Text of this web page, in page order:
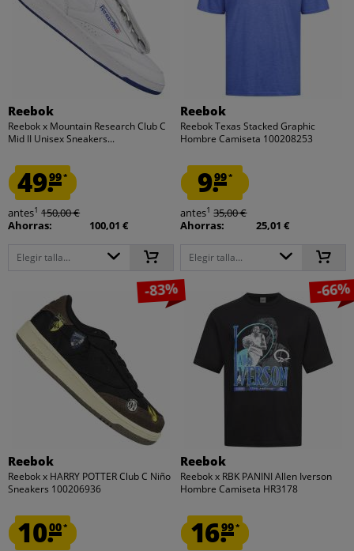
Reebok
Reebok x Mountain Research Club C
Mid II Unisex Sneakers...
49.99*
antes1 150,00 €
Ahorras:
100,01 €
Elegir talla...
Reebok
Reebok Texas Stacked Graphic
Hombre Camiseta 100208253
9.99*
antes1 35,00 €
Ahorras:
25,01 €
Elegir talla...
-83%
Reebok
Reebok x HARRY POTTER Club C Niño
Sneakers 100206936
10.00*
-66%
Reebok
Reebok x RBK PANINI Allen Iverson
Hombre Camiseta HR3178
16.99*